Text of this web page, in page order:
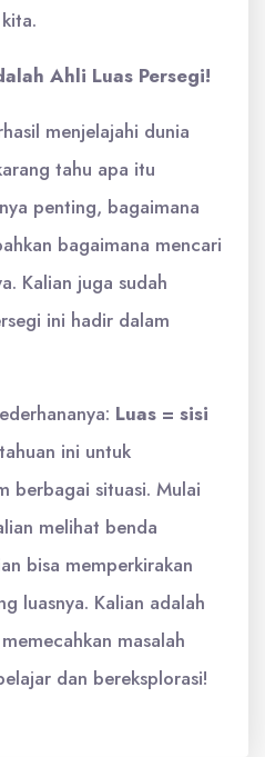
Ahli Luas Persegi!
menjelajahi dunia
tahu apa itu
penting, bagaimana
bagaimana mencari
Kalian juga sudah
ini hadir dalam
Luas = sisi
ini untuk
berbagai situasi. Mulai
melihat benda
bisa memperkirakan
luasnya. Kalian adalah
masalah
dan bereksplorasi!